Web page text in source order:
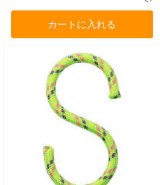
カートに入れる